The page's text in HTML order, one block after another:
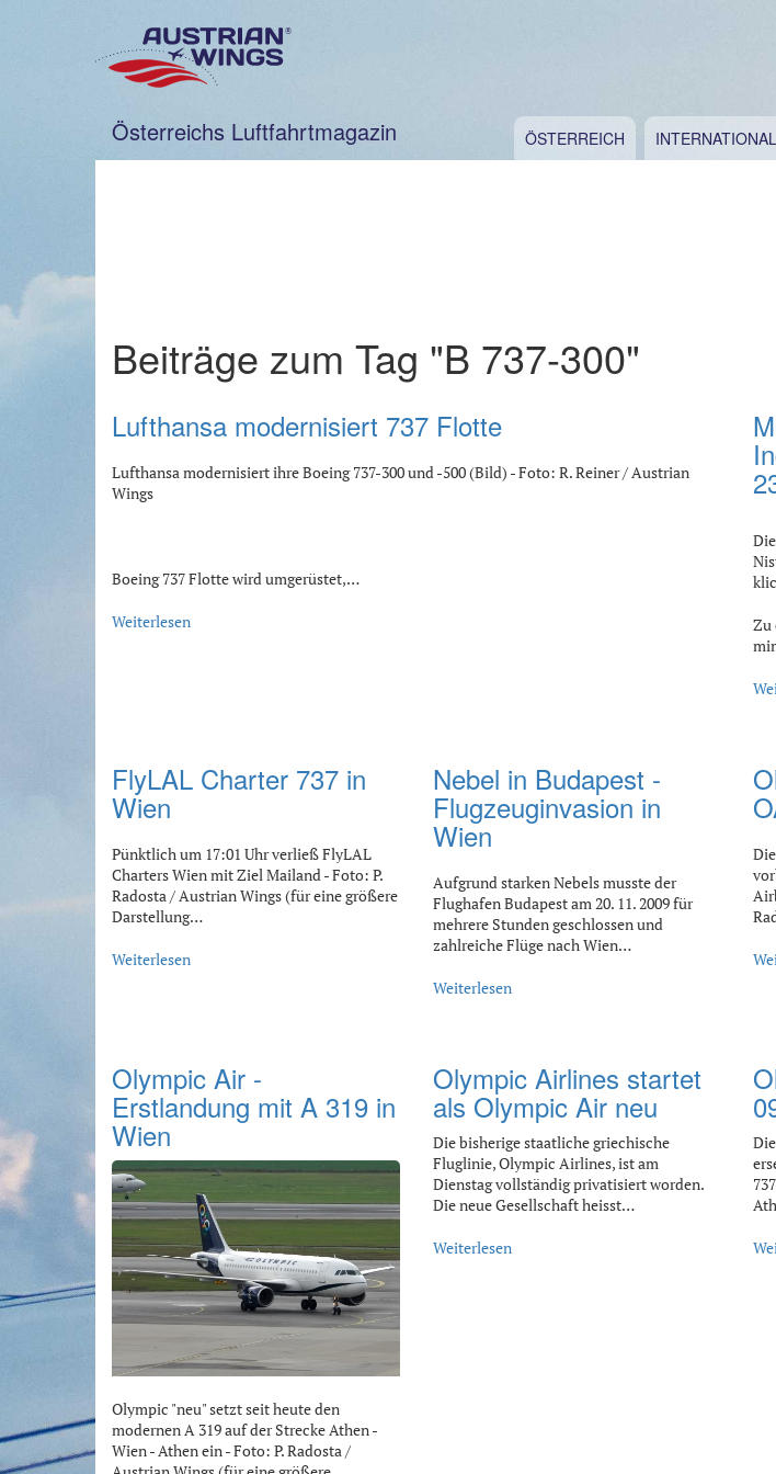
Österreichs Luftfahrtmagazin ÖSTERREICH INTERNATIONAL
Beiträge zum Tag "B 737-300"
Lufthansa modernisiert 737 Flotte
Lufthansa modernisiert ihre Boeing 737-300 und -500 (Bild) - Foto: R. Reiner / Austrian
Wings
Boeing 737 Flotte wird umgerüstet,…
Weiterlesen
Zu
FlyLAL Charter 737 in
Wien
Pünktlich um 17:01 Uhr verließ FlyLAL
Charters Wien mit Ziel Mailand - Foto: P.
Radosta / Austrian Wings (für eine größere
Darstellung…
Weiterlesen
Nebel in Budapest -
Flugzeuginvasion in
Wien
Aufgrund starken Nebels musste der
Flughafen Budapest am 20. 11. 2009 für
mehrere Stunden geschlossen und
zahlreiche Flüge nach Wien…
Weiterlesen
Olympic Air -
Erstlandung mit A 319 in
Wien
Olympic "neu" setzt seit heute den
modernen A 319 auf der Strecke Athen -
Wien - Athen ein - Foto: P. Radosta /
Olympic Airlines startet
als Olympic Air neu
Die bisherige staatliche griechische
Fluglinie, Olympic Airlines, ist am
Dienstag vollständig privatisiert worden.
Die neue Gesellschaft heisst…
Weiterlesen